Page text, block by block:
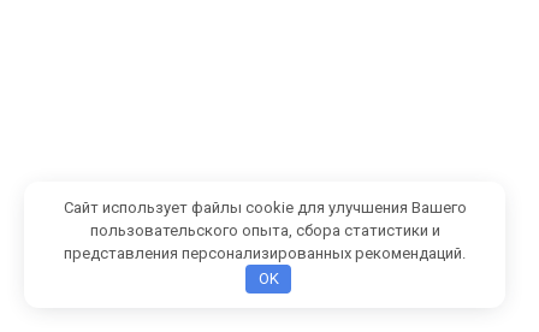
Сайт использует файлы cookie для улучшения Вашего
пользовательского опыта, сбора статистики и
представления персонализированных рекомендаций.
OK